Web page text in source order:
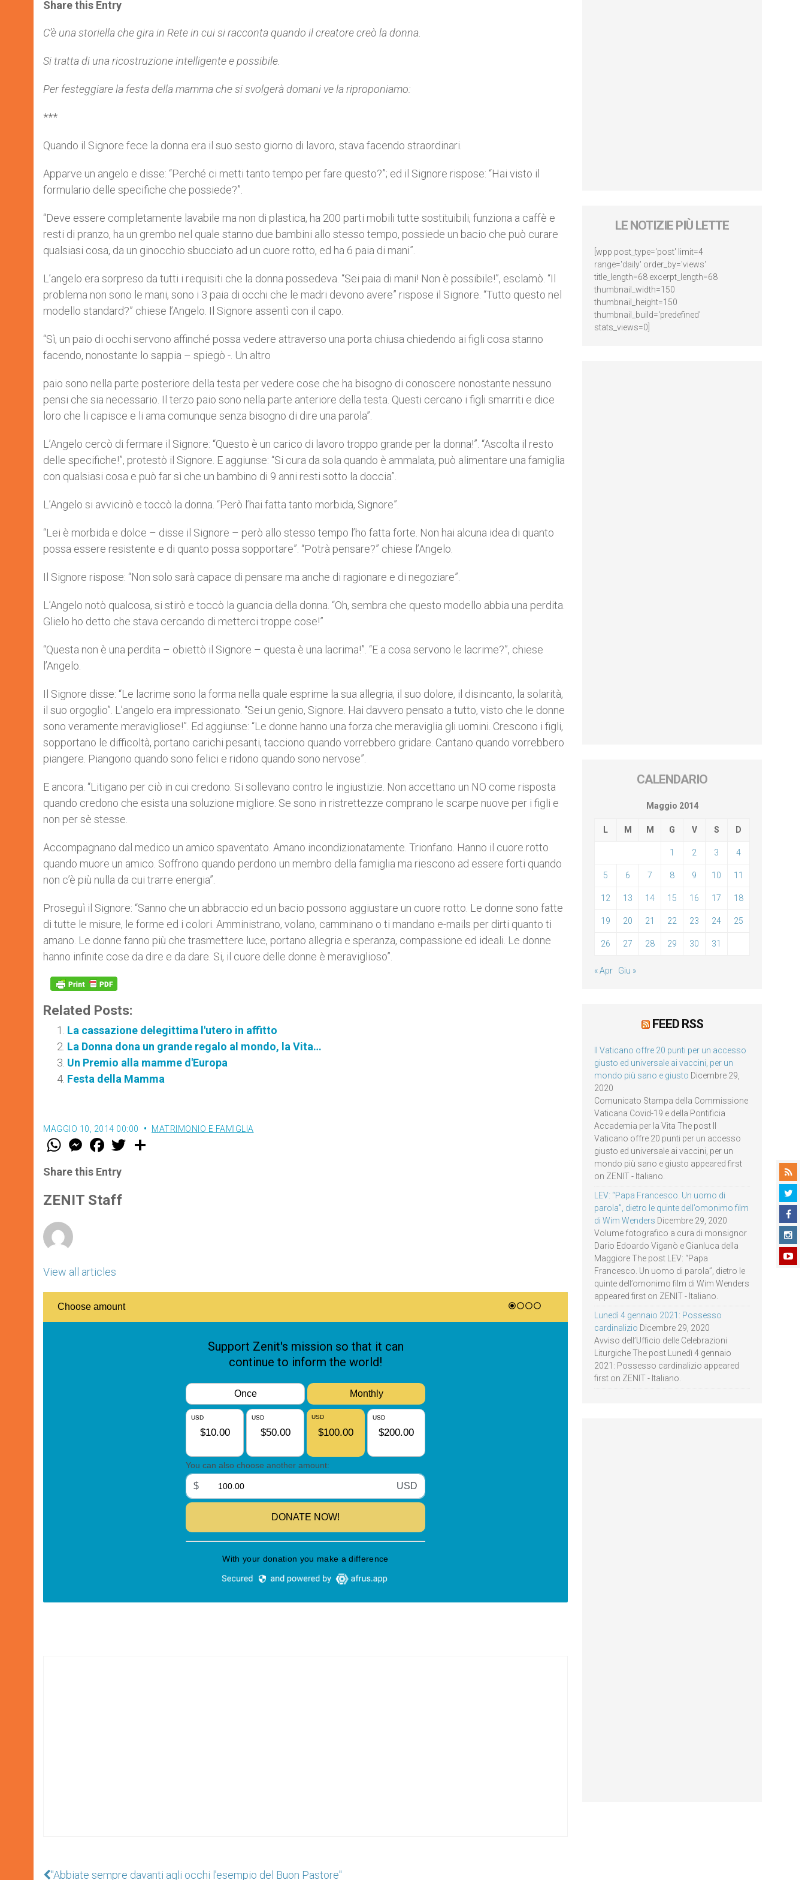
s
p
p
e
g
e
b
o
k
r
Share this Entry
C’è una storiella che gira in Rete in cui si racconta quando il creatore creò la donna.
Si tratta di una ricostruzione intelligente e possibile.
Per festeggiare la festa della mamma che si svolgerà domani ve la riproponiamo:
***
Quando il Signore fece la donna era il suo sesto giorno di lavoro, stava facendo straordinari.
Apparve un angelo e disse: “Perché ci metti tanto tempo per fare questo?”; ed il Signore rispose: “Hai visto il
formulario delle specifiche che possiede?”.
“Deve essere completamente lavabile ma non di plastica, ha 200 parti mobili tutte sostituibili, funziona a caffè e
resti di pranzo, ha un grembo nel quale stanno due bambini allo stesso tempo, possiede un bacio che può curare
qualsiasi cosa, da un ginocchio sbucciato ad un cuore rotto, ed ha 6 paia di mani”.
L’angelo era sorpreso da tutti i requisiti che la donna possedeva. “Sei paia di mani! Non è possibile!”, esclamò. “Il
problema non sono le mani, sono i 3 paia di occhi che le madri devono avere” rispose il Signore. “Tutto questo nel
modello standard?” chiese l’Angelo. Il Signore assentì con il capo.
“Sì, un paio di occhi servono affinché possa vedere attraverso una porta chiusa chiedendo ai figli cosa stanno
facendo, nonostante lo sappia – spiegò -. Un altro
paio sono nella parte posteriore della testa per vedere cose che ha bisogno di conoscere nonostante nessuno
pensi che sia necessario. Il terzo paio sono nella parte anteriore della testa. Questi cercano i figli smarriti e dice
loro che li capisce e li ama comunque senza bisogno di dire una parola”.
L’Angelo cercò di fermare il Signore: “Questo è un carico di lavoro troppo grande per la donna!”. “Ascolta il resto
delle specifiche!”, protestò il Signore. E aggiunse: “Si cura da sola quando è ammalata, può alimentare una famiglia
con qualsiasi cosa e può far sì che un bambino di 9 anni resti sotto la doccia”.
L’Angelo si avvicinò e toccò la donna. “Però l’hai fatta tanto morbida, Signore”.
“Lei è morbida e dolce – disse il Signore – però allo stesso tempo l’ho fatta forte. Non hai alcuna idea di quanto
possa essere resistente e di quanto possa sopportare”. “Potrà pensare?” chiese l’Angelo.
Il Signore rispose: “Non solo sarà capace di pensare ma anche di ragionare e di negoziare”.
L’Angelo notò qualcosa, si stirò e toccò la guancia della donna. “Oh, sembra che questo modello abbia una perdita.
Glielo ho detto che stava cercando di metterci troppe cose!”
“Questa non è una perdita – obiettò il Signore – questa è una lacrima!”. “E a cosa servono le lacrime?”, chiese
l’Angelo.
Il Signore disse: “Le lacrime sono la forma nella quale esprime la sua allegria, il suo dolore, il disincanto, la solarità,
il suo orgoglio”. L’angelo era impressionato. “Sei un genio, Signore. Hai davvero pensato a tutto, visto che le donne
sono veramente meravigliose!”. Ed aggiunse: “Le donne hanno una forza che meraviglia gli uomini. Crescono i figli,
sopportano le difficoltà, portano carichi pesanti, tacciono quando vorrebbero gridare. Cantano quando vorrebbero
piangere. Piangono quando sono felici e ridono quando sono nervose”.
E ancora. “Litigano per ciò in cui credono. Si sollevano contro le ingiustizie. Non accettano un NO come risposta
quando credono che esista una soluzione migliore. Se sono in ristrettezze comprano le scarpe nuove per i figli e
non per sè stesse.
Accompagnano dal medico un amico spaventato. Amano incondizionatamente. Trionfano. Hanno il cuore rotto
quando muore un amico. Soffrono quando perdono un membro della famiglia ma riescono ad essere forti quando
non c’è più nulla da cui trarre energia”.
Proseguì il Signore: “Sanno che un abbraccio ed un bacio possono aggiustare un cuore rotto. Le donne sono fatte
di tutte le misure, le forme ed i colori. Amministrano, volano, camminano o ti mandano e-mails per dirti quanto ti
amano. Le donne fanno più che trasmettere luce, portano allegria e speranza, compassione ed ideali. Le donne
hanno infinite cose da dire e da dare. Si, il cuore delle donne è meraviglioso”.
Related Posts:
La cassazione delegittima l'utero in affitto
La Donna dona un grande regalo al mondo, la Vita…
Un Premio alla mamme d'Europa
Festa della Mamma
MAGGIO 10, 2014 00:00 MATRIMONIO E FAMIGLIA
W
t
s
p
p
M
e
s
e
g
e
F
a
e
b
o
k
w
Share this Entry
ZENIT Staff
View all articles
"Abbiate sempre davanti agli occhi l'esempio del Buon Pastore"
LE NOTIZIE PIÙ LETTE
[wpp post_type='post' limit=4
range='daily' order_by='views'
title_length=68 excerpt_length=68
thumbnail_width=150
thumbnail_height=150
thumbnail_build='predefined'
stats_views=0]
CALENDARIO
Maggio 2014
L M M G V S D
1 2 3 4
5 6 7 8 9 10 11
12 13 14 15 16 17 18
19 20 21 22 23 24 25
26 27 28 29 30 31
« Apr Giu »
FEED RSS
Il Vaticano offre 20 punti per un accesso
giusto ed universale ai vaccini, per un
mondo più sano e giusto Dicembre 29,
2020
Comunicato Stampa della Commissione
Vaticana Covid-19 e della Pontificia
Accademia per la Vita The post Il
Vaticano offre 20 punti per un accesso
giusto ed universale ai vaccini, per un
mondo più sano e giusto appeared first
on ZENIT - Italiano.
LEV: “Papa Francesco. Un uomo di
parola”, dietro le quinte dell’omonimo film
di Wim Wenders Dicembre 29, 2020
Volume fotografico a cura di monsignor
Dario Edoardo Viganò e Gianluca della
Maggiore The post LEV: “Papa
Francesco. Un uomo di parola”, dietro le
quinte dell’omonimo film di Wim Wenders
appeared first on ZENIT - Italiano.
Lunedì 4 gennaio 2021: Possesso
cardinalizio Dicembre 29, 2020
Avviso dell’Ufficio delle Celebrazioni
Liturgiche The post Lunedì 4 gennaio
2021: Possesso cardinalizio appeared
first on ZENIT - Italiano.